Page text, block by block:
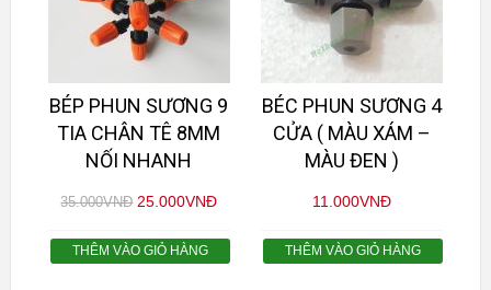
BÉP PHUN SƯƠNG 9
TIA CHÂN TÊ 8MM
NỐI NHANH
35.000VNĐ 25.000VNĐ
THÊM VÀO GIỎ HÀNG
BÉC PHUN SƯƠNG 4
CỬA ( MÀU XÁM –
MÀU ĐEN )
11.000VNĐ
THÊM VÀO GIỎ HÀNG